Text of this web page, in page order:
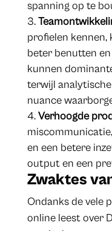
spanning op te
profielen kennen,
beter benutten
kunnen
terwijl
nuance
Verhoogde
en een betere
output en een
Zwaktes
Ondanks de vele
online leest over